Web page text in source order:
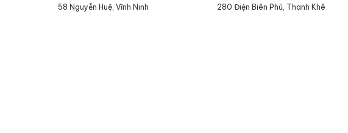
58 Nguyễn Huệ, Vĩnh Ninh 280 Điện Biên Phủ, Thanh Khê